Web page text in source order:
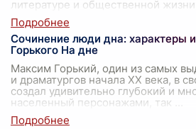
литературе и общественной
Сочинение люди дна: характеры
Горького На дне
Максим Горький, один из самых
и драматургов начала XX века, в
создал удивительно глубокий и
населенный персонажами, так